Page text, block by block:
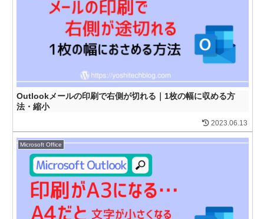
Outlookメールの印刷で右側が切れる｜1枚の幅に収める方
法・縮小
2023.06.13
Microsoft Office